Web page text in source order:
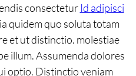
consectetur Id adipisci
quidem quo soluta totam
et ut distinctio. molestiae
illum. Assumenda dolores
optio. Distinctio veniam